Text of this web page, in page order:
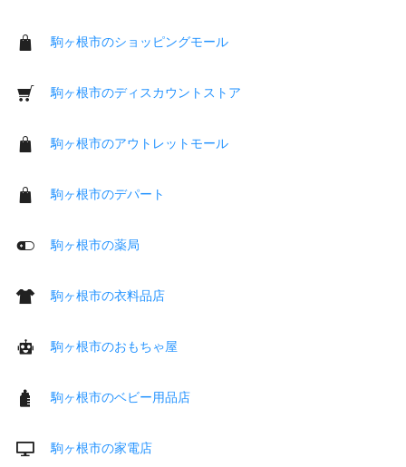
駒ヶ根市のショッピングモール
駒ヶ根市のディスカウントストア
駒ヶ根市のアウトレットモール
駒ヶ根市のデパート
駒ヶ根市の薬局
駒ヶ根市の衣料品店
駒ヶ根市のおもちゃ屋
駒ヶ根市のベビー用品店
駒ヶ根市の家電店